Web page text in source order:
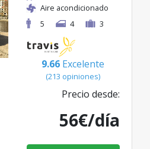
Aire acondicionado
5
4 3
9.66 Excelente
(213 opiniones)
Precio desde:
56€/día